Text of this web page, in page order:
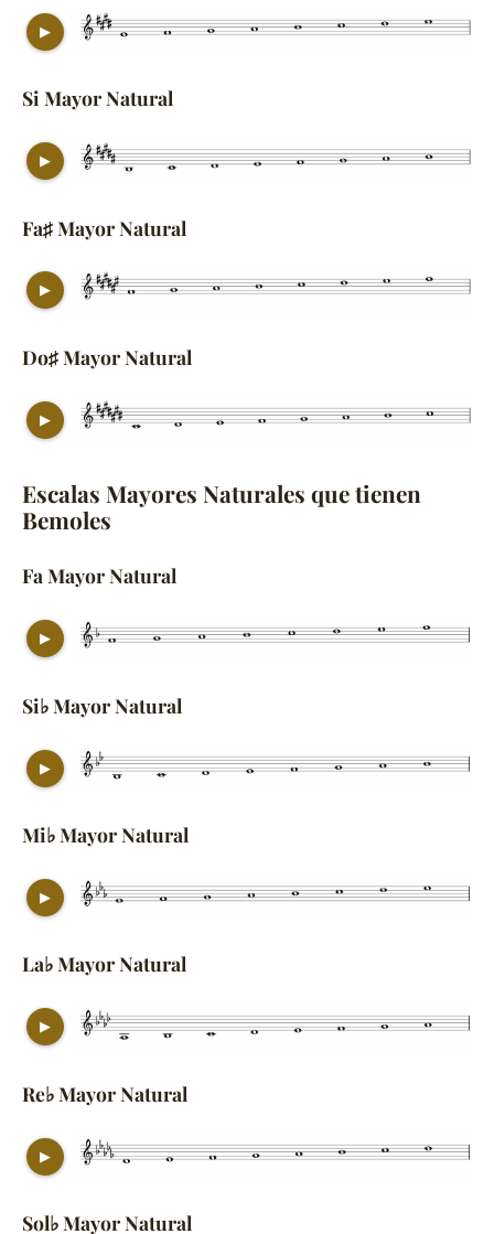
▶
Si Mayor Natural
▶
Fa♯ Mayor Natural
▶
Do♯ Mayor Natural
▶
Escalas Mayores Naturales que tienen
Bemoles
Fa Mayor Natural
▶
Si♭ Mayor Natural
▶
Mi♭ Mayor Natural
▶
La♭ Mayor Natural
▶
Re♭ Mayor Natural
▶
Sol♭ Mayor Natural